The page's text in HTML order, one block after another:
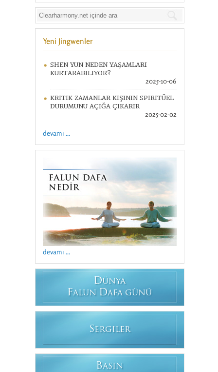
Yeni Jingwenler
SHEN YUN NEDEN YAŞAMLARI
KURTARABILIYOR?
2025-10-06
KRITIK ZAMANLAR KIŞININ SPIRITÜEL
DURUMUNU AÇIĞA ÇIKARIR
2025-02-02
devamı ...
devamı ...
DÜNYA
FALUN DAFA GÜNÜ
SERGILER
BASIN